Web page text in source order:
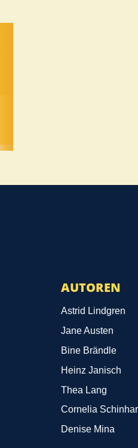
AUTOREN
Astrid Lindgren
Jane Austen
Bine Brändle
Heinz Janisch
Thea Lang
Cornelia Schinharl
Denise Mina